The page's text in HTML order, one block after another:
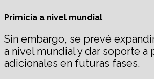
Primicia a nivel mundial
Sin embargo, se prevé
a nivel mundial y dar soporte a
adicionales en futuras fases.